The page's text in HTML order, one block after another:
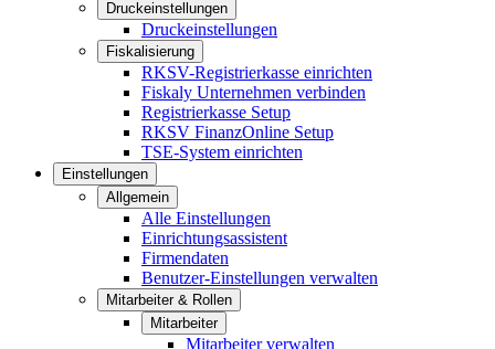
Druckeinstellungen
Druckeinstellungen
Fiskalisierung
RKSV-Registrierkasse einrichten
Fiskaly Unternehmen verbinden
Registrierkasse Setup
RKSV FinanzOnline Setup
TSE-System einrichten
Einstellungen
Allgemein
Alle Einstellungen
Einrichtungsassistent
Firmendaten
Benutzer-Einstellungen verwalten
Mitarbeiter & Rollen
Mitarbeiter
Mitarbeiter verwalten